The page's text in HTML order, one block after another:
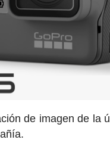
de imagen de la